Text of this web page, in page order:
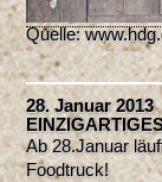
Quelle:
28. Januar 2013
Ab 28.Januar
Foodtruck!